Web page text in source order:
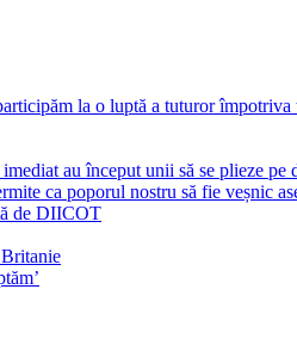
la o luptă a tuturor împotriva
au început unii să se plieze pe
ca poporul nostru să fie veșnic
de DIICOT